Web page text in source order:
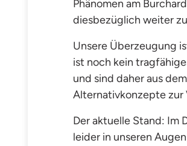
Phänomen am
diesbezüglich weiter
Unsere Überzeugung
ist noch kein
und sind daher aus
Alternativkonzepte zur
Der aktuelle Stand: Im
leider in unseren